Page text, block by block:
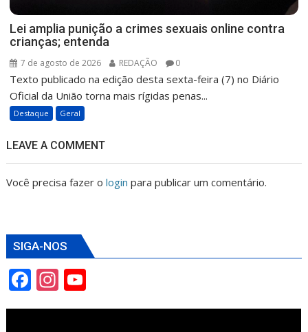
Lei amplia punição a crimes sexuais online contra
crianças; entenda
7 de agosto de 2026 REDAÇÃO 0
Texto publicado na edição desta sexta-feira (7) no Diário
Oficial da União torna mais rígidas penas...
Destaque Geral
LEAVE A COMMENT
Você precisa fazer ologin para publicar um comentário.
SIGA-NOS
F
ac
In
st o